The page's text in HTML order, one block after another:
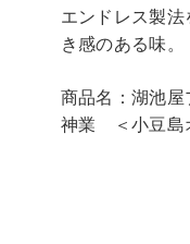
エンドレス製
き感のある味。
商品名：湖池
神業 ＜小豆島